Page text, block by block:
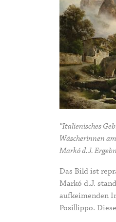
“Italienisches
Wäscherinnen
Markó d.J.
Das Bild ist
Markó d.J.
aufkeimenden
Posillippo.